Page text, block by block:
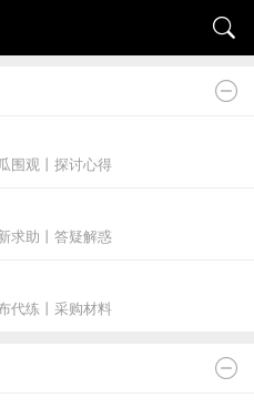
围观丨探讨心得
求助丨答疑解惑
代练丨采购材料